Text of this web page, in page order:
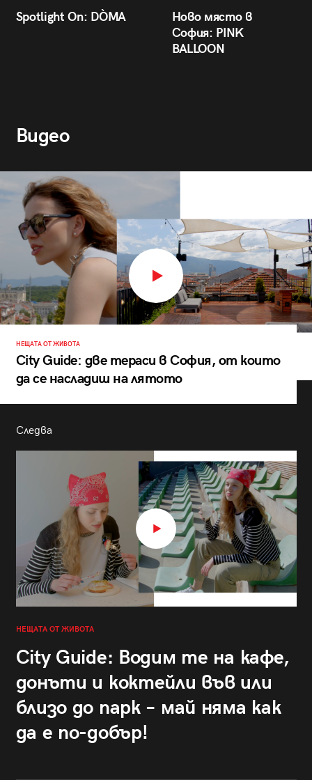
Spotlight On: DÒMA
Ново място в
София: PINK
BALLOON
Видео
НЕЩАТА ОТ ЖИВОТА
City Guide: две тераси в София, от които
да се насладиш на лятото
Следва
НЕЩАТА ОТ ЖИВОТА
City Guide: Водим те на кафе,
донъти и коктейли във или
близо до парк – май няма как
да е по-добър!